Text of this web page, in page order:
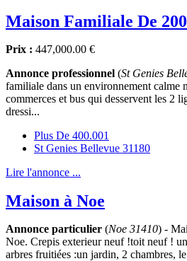
Maison Familiale De
Prix : 447,000.00 €
Annonce professionnel (St Genies
familiale dans un environnement calme
commerces et bus qui desservent les 2
dressi...
Plus De 400.001
St Genies Bellevue 31180
Lire l'annonce ...
Maison à Noe
Annonce particulier (Noe 31410) -
Noe. Crepis exterieur neuf !toit neuf !
arbres fruitiées :un jardin, 2 chambres,